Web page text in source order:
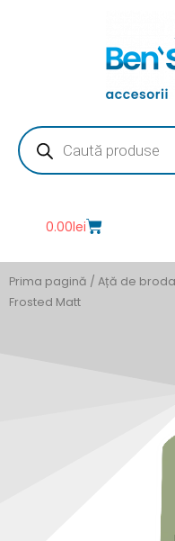
Products
search
0.00leiCart
Prima pagină / Ață de
Frosted Matt